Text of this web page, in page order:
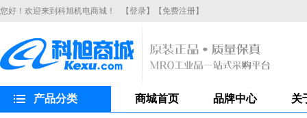
您好！欢迎来到科旭机电商城！ 【登录】 【免费注册】
产品分类 商城首页 品牌中心 关